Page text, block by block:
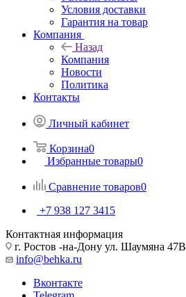
Условия доставки
Гарантия на товар
Компания
Назад
Компания
Новости
Политика
Контакты
Личный кабинет
Корзина0
Избранные товары0
Сравнение товаров0
+7 938 127 3415
Контактная информация
г. Ростов -на-Дону ул. Шаумяна 47В
info@behka.ru
Вконтакте